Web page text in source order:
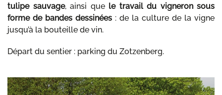
tulipe sauvage, ainsi que le travail du vigneron sous
forme de bandes dessinées : de la culture de la vigne
jusqu’à la bouteille de vin.
Départ du sentier : parking du Zotzenberg.